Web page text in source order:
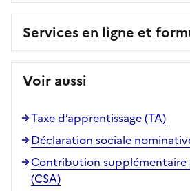
Services en ligne et
Voir aussi
Taxe d’apprentissage (TA)
Déclaration sociale
Contribution supplémentaire
(CSA)